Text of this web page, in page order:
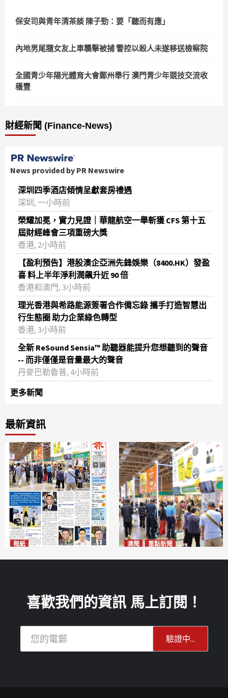
保安司與青年清茶談 陳子勁：要「聽而有應」
內地男尾隨女友上車襲擊被捕 警控以殺人未遂移送檢察院
全國青少年陽光體育大會鄭州舉行 澳門青少年競技交流收
穫豐
財經新聞 (Finance-News)
News provided by PR Newswire
深圳四季酒店傾情呈獻套房禮遇
深圳, 一小時前
榮耀加冕，實力見證｜華龍航空一舉斬獲 CFS 第十五
屆財經峰會三項重磅大獎
香港, 2小時前
【盈利預告】港股澳企亞洲先鋒娛樂（8400.HK）發盈
喜 料上半年淨利潤飆升近 90 倍
香港和澳門, 3小時前
理光香港與希路能源簽署合作備忘錄 攜手打造智慧出
行生態圈 助力企業綠色轉型
香港, 3小時前
全新 ReSound Sensia™ 助聽器能提升您想聽到的聲音
-- 而非僅僅是音量最大的聲音
丹麥巴勒魯普, 4小時前
更多新聞
最新資訊
報紙 澳聞 重點新聞
2026-08-10
喜歡我們的資訊 馬上訂閱！